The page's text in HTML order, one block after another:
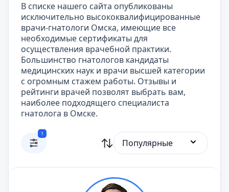
В списке нашего сайта опубликованы
исключительно высококвалифицированные
врачи-гнатологи Омска, имеющие все
необходимые сертификаты для
осуществления врачебной практики.
Большинство гнатологов кандидаты
медицинских наук и врачи высшей категории
с огромным стажем работы. Отзывы и
рейтинги врачей позволят выбрать вам,
наиболее подходящего специалиста
гнатолога в Омске.
1
Популярные